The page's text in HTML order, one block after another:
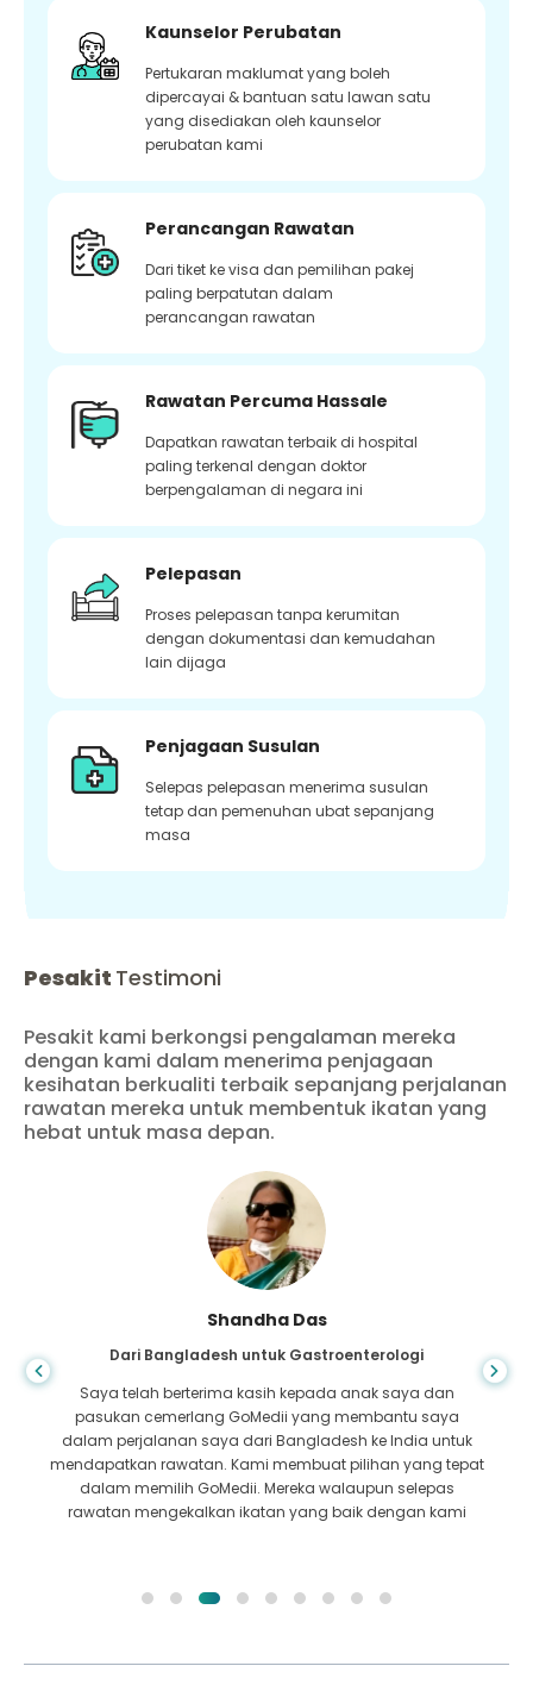
Kaunselor Perubatan
Pertukaran maklumat yang boleh
dipercayai & bantuan satu lawan satu
yang disediakan oleh kaunselor
perubatan kami
Perancangan Rawatan
Dari tiket ke visa dan pemilihan pakej
paling berpatutan dalam
perancangan rawatan
Rawatan Percuma Hassale
Dapatkan rawatan terbaik di hospital
paling terkenal dengan doktor
berpengalaman di negara ini
Pelepasan
Proses pelepasan tanpa kerumitan
dengan dokumentasi dan kemudahan
lain dijaga
Penjagaan Susulan
Selepas pelepasan menerima susulan
tetap dan pemenuhan ubat sepanjang
masa
Pesakit Testimoni
Pesakit kami berkongsi pengalaman mereka
dengan kami dalam menerima penjagaan
kesihatan berkualiti terbaik sepanjang perjalanan
rawatan mereka untuk membentuk ikatan yang
hebat untuk masa depan.
Shandha Das
Dari Bangladesh untuk Gastroenterologi
Saya telah berterima kasih kepada anak saya dan
pasukan cemerlang GoMedii yang membantu saya
dalam perjalanan saya dari Bangladesh ke India untuk
mendapatkan rawatan. Kami membuat pilihan yang tepat
dalam memilih GoMedii. Mereka walaupun selepas
rawatan mengekalkan ikatan yang baik dengan kami